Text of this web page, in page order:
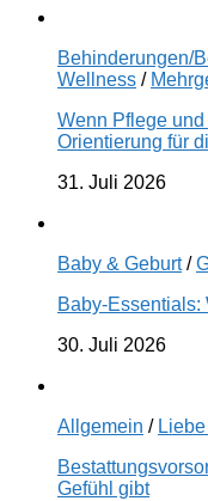
Behinderungen/
Wellness /
Wenn Pflege
Orientierung für
31. Juli 2026
Baby & Geburt/
Baby-Essentials:
30. Juli 2026
Allgemein /
Gefühl gibt